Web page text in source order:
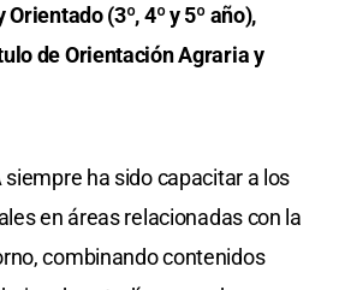
Orientado (3º, 4º y 5º año),
de Orientación Agraria y
siempre ha sido capacitar a los
en áreas relacionadas con la
combinando contenidos